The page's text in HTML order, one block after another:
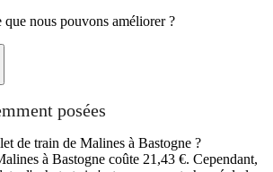
nous pouvons améliorer ?
posées
de train de Malines à Bastogne ?
à Bastogne coûte 21,43 €. Cependant,